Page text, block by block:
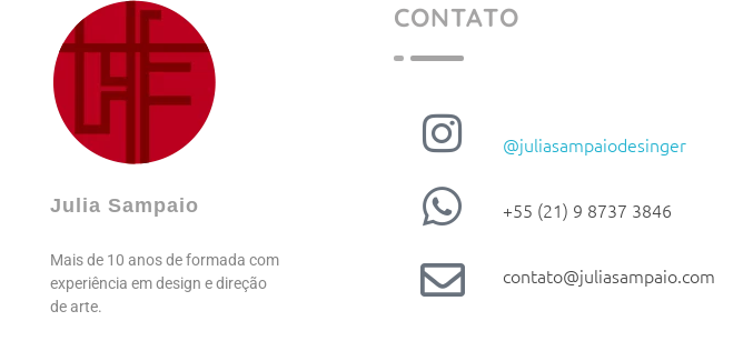
Julia Sampaio
Mais de 10 anos de formada com
experiência em design e direção
de arte.
CONTATO
@juliasampaiodesinger
+55 (21) 9 8737 3846
contato@juliasampaio.com